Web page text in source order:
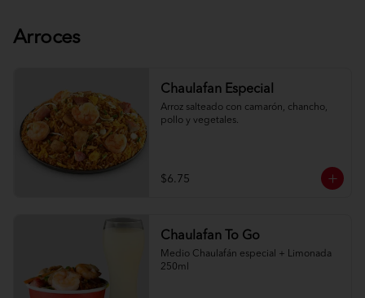
Arroces
Chaulafan Especial
Arroz salteado con camarón, chancho,
pollo y vegetales.
$6.75
Chaulafan To Go
Medio Chaulafán especial + Limonada
250ml